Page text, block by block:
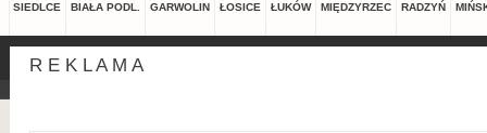
SIEDLCE BIAŁA PODL. GARWOLIN ŁOSICE ŁUKÓW MIĘDZYRZEC RADZYŃ
R E K L A M A